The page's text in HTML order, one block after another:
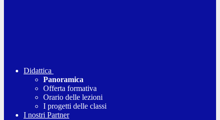
Didattica
Panoramica
Offerta formativa
Orario delle lezioni
I progetti delle classi
I nostri Partner